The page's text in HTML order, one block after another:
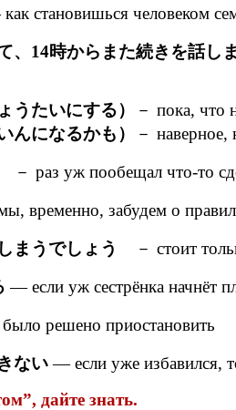
становишься человеком
、14時からまた続きを話し
うたいにする）
－ пока, что
になるかも）
－
－ раз уж пообещал что-то
временно, забудем о
まうでしょう
－ стоит
— если уж сестрёнка начнёт
решено приостановить
ない— если уже избавился,
дайте знать.